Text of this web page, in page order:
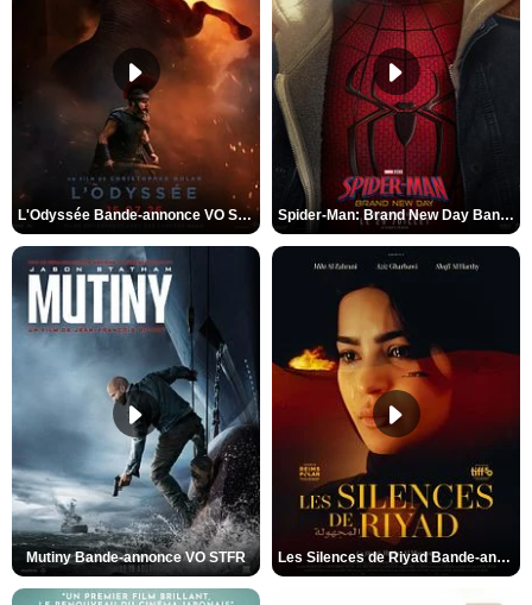
L'Odyssée Bande-annonce VO STFR Spider-Man: Brand New Day Bande-annonce VO STFR
Mutiny Bande-annonce VO STFR Les Silences de Riyad Bande-annonce VO STFR